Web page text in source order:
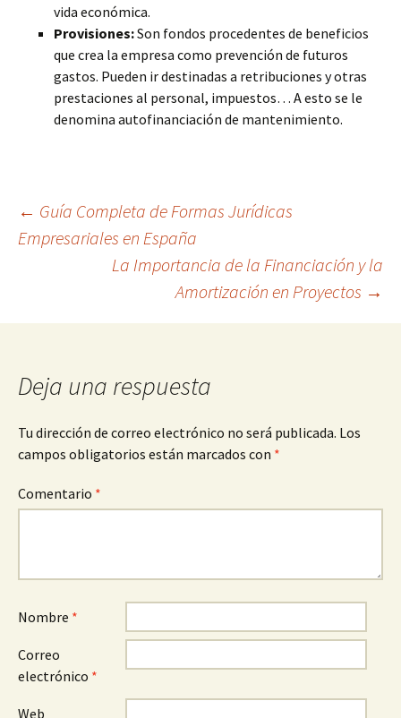
vida económica.
Provisiones:Son fondos procedentes de beneficios
que crea la empresa como prevención de futuros
gastos. Pueden ir destinadas a retribuciones y otras
prestaciones al personal, impuestos… A esto se le
denomina autofinanciación de mantenimiento.
Navegación
entradas
← Guía Completa de Formas Jurídicas
Empresariales en España
La Importancia de la Financiación y la
Amortización en Proyectos →
Deja una respuesta
Tu dirección de correo electrónico no será publicada. Los
campos obligatorios están marcados con *
Comentario *
Nombre *
Correo
electrónico *
Web